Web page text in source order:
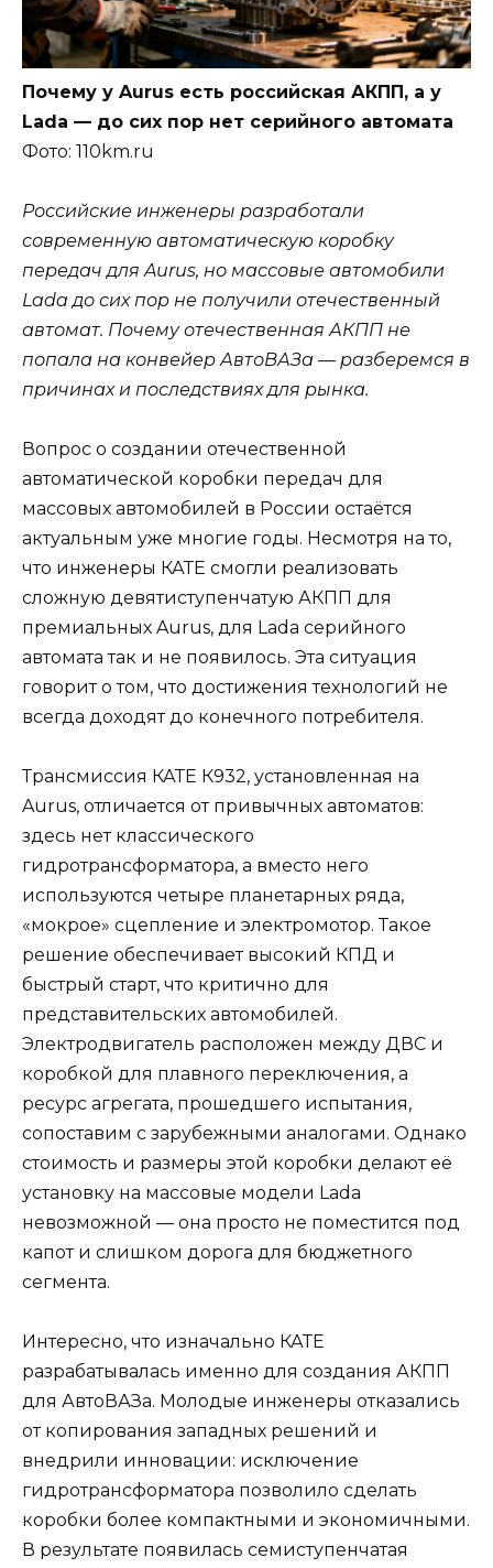
Почему у Aurus есть российская АКПП, а у
Lada — до сих пор нет серийного автомата
Фото: 110km.ru
Российские инженеры разработали
современную автоматическую коробку
передач для Aurus, но массовые автомобили
Lada до сих пор не получили отечественный
автомат. Почему отечественная АКПП не
попала на конвейер АвтоВАЗа — разберемся в
причинах и последствиях для рынка.
Вопрос о создании отечественной
автоматической коробки передач для
массовых автомобилей в России остаётся
актуальным уже многие годы. Несмотря на то,
что инженеры КАТЕ смогли реализовать
сложную девятиступенчатую АКПП для
премиальных Aurus, для Lada серийного
автомата так и не появилось. Эта ситуация
говорит о том, что достижения технологий не
всегда доходят до конечного потребителя.
Трансмиссия КАТЕ К932, установленная на
Aurus, отличается от привычных автоматов:
здесь нет классического
гидротрансформатора, а вместо него
используются четыре планетарных ряда,
«мокрое» сцепление и электромотор. Такое
решение обеспечивает высокий КПД и
быстрый старт, что критично для
представительских автомобилей.
Электродвигатель расположен между ДВС и
коробкой для плавного переключения, а
ресурс агрегата, прошедшего испытания,
сопоставим с зарубежными аналогами. Однако
стоимость и размеры этой коробки делают её
установку на массовые модели Lada
невозможной — она просто не поместится под
капот и слишком дорога для бюджетного
сегмента.
Интересно, что изначально КАТЕ
разрабатывалась именно для создания АКПП
для АвтоВАЗа. Молодые инженеры отказались
от копирования западных решений и
внедрили инновации: исключение
гидротрансформатора позволило сделать
коробки более компактными и экономичными.
В результате появилась семиступенчатая